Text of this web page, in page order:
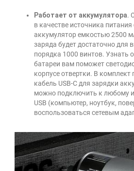
Работает от аккумулятора.
в качестве источника
аккумулятор емкостью 2500
заряда будет достаточно для
порядка 1000 винтов. Узнать
батареи вам поможет
корпусе отвертки. В комплект
кабель USB-C для зарядки
можно подключить к любому
USB (компьютер, ноутбук,
воспользоваться сетевым